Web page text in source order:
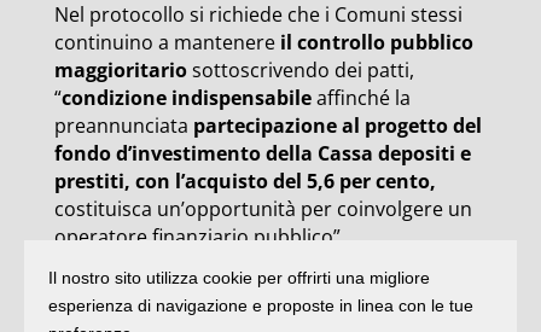
Nel protocollo si richiede che i Comuni stessi
continuino a mantenereil controllo pubblico
maggioritariosottoscrivendo dei patti,
“condizione indispensabileaffinché la
preannunciata partecipazione al progetto del
fondo d’investimento della Cassa depositi e
prestiti, con l’acquisto del 5,6 per cento,
costituisca un’opportunità per coinvolgere un
operatore finanziario pubblico”.
Ovviamente, le segreterie di Cgil, Cisl e Uil
Il nostro sito utilizza cookie per offrirti una migliore
esperienza di navigazione e proposte in linea con le tue